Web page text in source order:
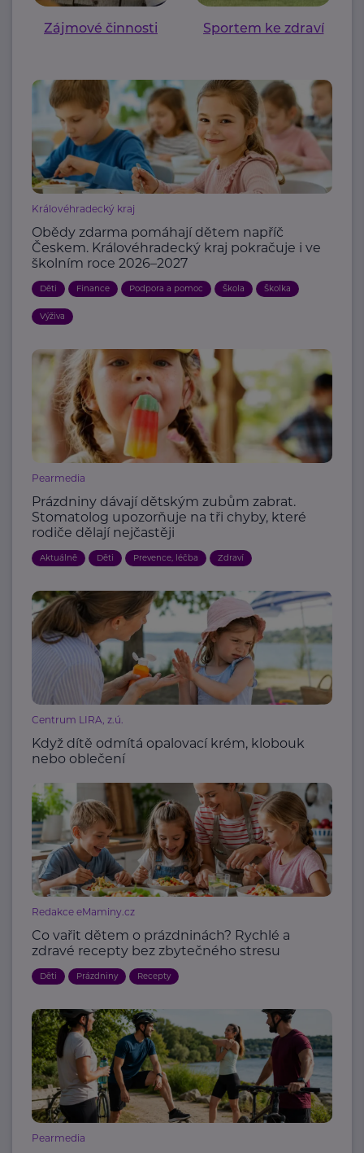
Zájmové činnosti Sportem ke zdraví
Královéhradecký kraj
Obědy zdarma pomáhají dětem napříč
Českem. Královéhradecký kraj pokračuje i ve
školním roce 2026–2027
Děti Finance Podpora a pomoc Škola Školka
Výživa
Pearmedia
Prázdniny dávají dětským zubům zabrat.
Stomatolog upozorňuje na tři chyby, které
rodiče dělají nejčastěji
Aktuálně Děti Prevence, léčba Zdraví
Centrum LIRA, z.ú.
Když dítě odmítá opalovací krém, klobouk
nebo oblečení
Redakce eMaminy.cz
Co vařit dětem o prázdninách? Rychlé a
zdravé recepty bez zbytečného stresu
Děti Prázdniny Recepty
Pearmedia